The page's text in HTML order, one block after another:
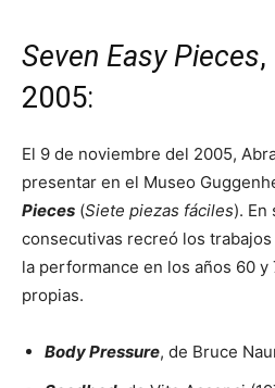
Seven Easy Pieces
2005:
El 9 de noviembre del 2005,
presentar en el Museo
Pieces (Siete piezas fáciles). En
consecutivas recreó los
la performance en los años 60 y
propias.
Body Pressure, de Bruce